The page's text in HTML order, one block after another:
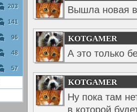
Вышла новая
KOTGAMER
А это только
KOTGAMER
Ну пока там
в которой
203
141
96
48
57